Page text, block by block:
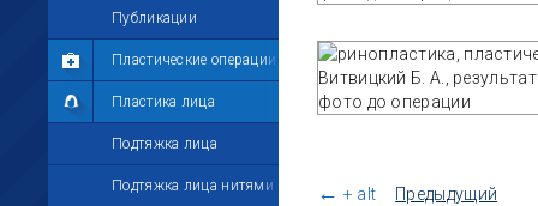
Публикации
Пластические операции
Пластика лица
Подтяжка лица
Подтяжка лица нитями
Мои настройки
← + alt
Предыдущий